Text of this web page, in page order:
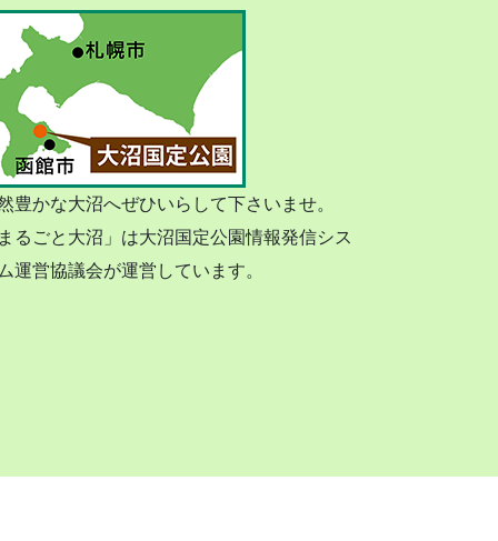
豊かな大沼へぜひいらして下さいませ。
るごと大沼」は大沼国定公園情報発信シス
運営協議会が運営しています。